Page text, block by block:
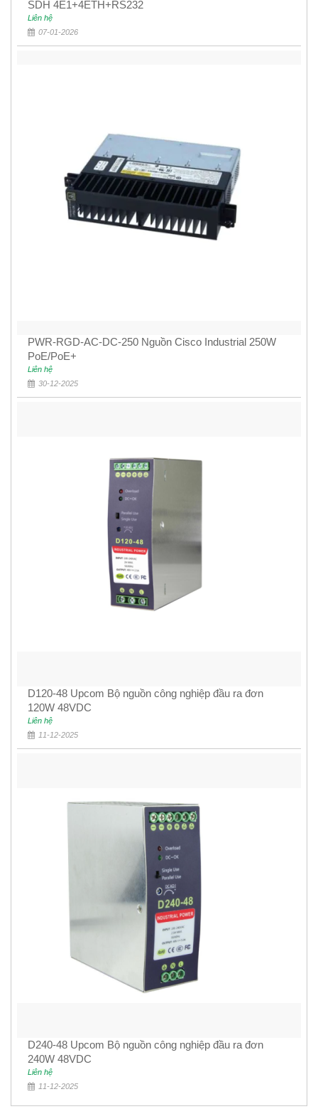
SDH 4E1+4ETH+RS232
Liên hệ
07-01-2026
PWR-RGD-AC-DC-250 Nguồn Cisco Industrial 250W
PoE/PoE+
Liên hệ
30-12-2025
D120-48 Upcom Bộ nguồn công nghiệp đầu ra đơn
120W 48VDC
Liên hệ
11-12-2025
D240-48 Upcom Bộ nguồn công nghiệp đầu ra đơn
240W 48VDC
Liên hệ
11-12-2025